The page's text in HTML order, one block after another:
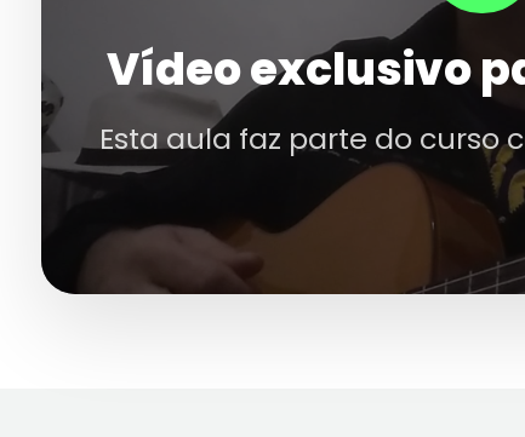
Vídeo exclusivo
Esta aula faz parte do curso